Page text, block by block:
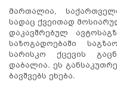
მართალია,
სადაც ქვეითად
დაკავშრებულ
საზოგადოებაში
სარისკო ქცევის
დაბალია. ეს
ბავშვებს ეხება.